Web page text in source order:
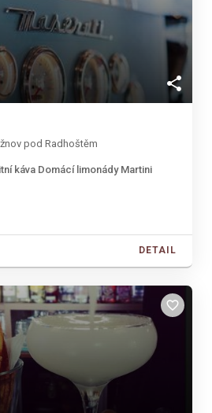
share
pod Radhoštěm
káva Domácí limonády Martini
DETAIL
favorite_border